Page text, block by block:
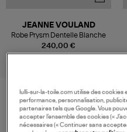
240,00 €
JEANNE VOULAND
Robe Prysm Dentelle Blanche
VOS DERNIERS
lulli-sur-la-toile.com utilise des cookies
performance, personnalisation,
partenaires tels que Google. Vous
accepter l’ensemble des cookies («
nécessaires (« Continuer sans